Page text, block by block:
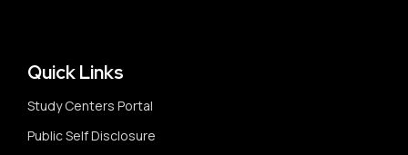
Quick Links
Study Centers Portal
Public Self Disclosure